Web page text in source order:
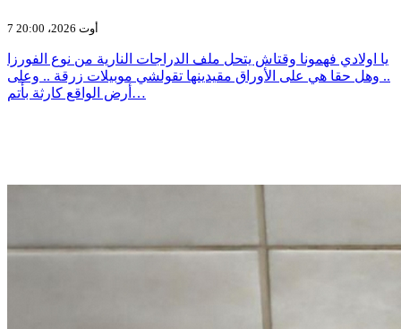
7 أوت 2026، 20:00
يا اولادي فهمونا وقتاش يتحل ملف الدراجات النارية من نوع الفورزا
.. وهل حقا هي على الأوراق مقيدينها تقولشي موبيلات زرقة .. وعلى
أرض الواقع كارثة بأتم…